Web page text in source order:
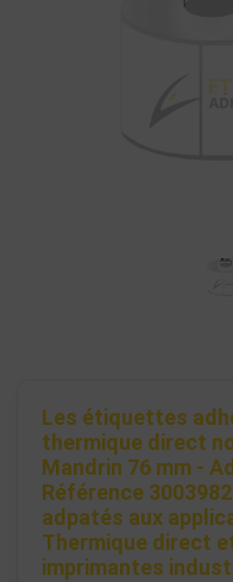
Les étiquettes
thermique direct
Mandrin 76 mm -
Référence
adpatés aux
Thermique direct
imprimantes